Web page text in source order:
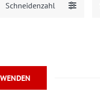
Schneidenzahl